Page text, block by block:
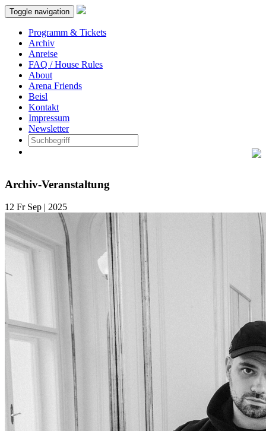
Toggle navigation
Programm & Tickets
Archiv
Anreise
FAQ / House Rules
About
Arena Friends
Beisl
Kontakt
Impressum
Newsletter
Archiv-Veranstaltung
12 Fr Sep | 2025